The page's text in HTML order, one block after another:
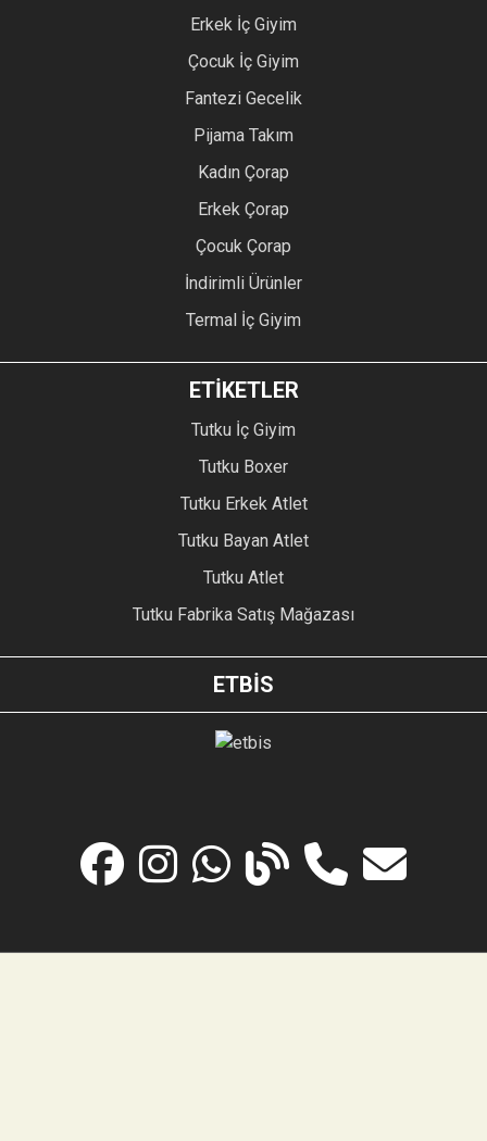
Erkek İç Giyim
Çocuk İç Giyim
Fantezi Gecelik
Pijama Takım
Kadın Çorap
Erkek Çorap
Çocuk Çorap
İndirimli Ürünler
Termal İç Giyim
ETİKETLER
Tutku İç Giyim
Tutku Boxer
Tutku Erkek Atlet
Tutku Bayan Atlet
Tutku Atlet
Tutku Fabrika Satış Mağazası
ETBİS